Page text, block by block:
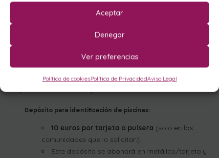
Aceptar
Denegar
Ver preferencias
Política de cookiesPolítica de PrivacidadAviso Legal
El horario de recogida de llaves es en nuestras oficinas
Si llegan más tarde de las 20:00 o en domingo,
disponemos de buzones con código donde podremos
depositarles las llaves. Pónganse en contacto con nosotros
para indicarles cómo proceder.
Depósito para identificación de piscinas:
10 euros por tarjeta o pulsera (solo en las
comunidades que lo solicitan).
Este depósito se abonará en metálico/tarjeta y